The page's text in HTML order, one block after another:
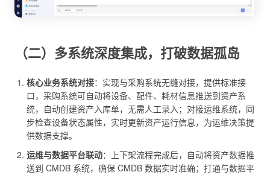
（二）多系统深度集成，打破数据孤岛
核心业务系统对接：实现与采购系统无缝对接，提供标准接
口，采购系统可自动将设备、配件、耗材信息推送到资产系
统，自动创建资产入库单，无需人工录入；对接运维系统，同
步检查设备状态属性，实时更新资产运行信息，为运维决策提
供数据支撑。
运维与数据平台联动：上下架流程完成后，自动将资产数据推
送到 CMDB 系统，确保 CMDB 数据实时准确；打通与数据平